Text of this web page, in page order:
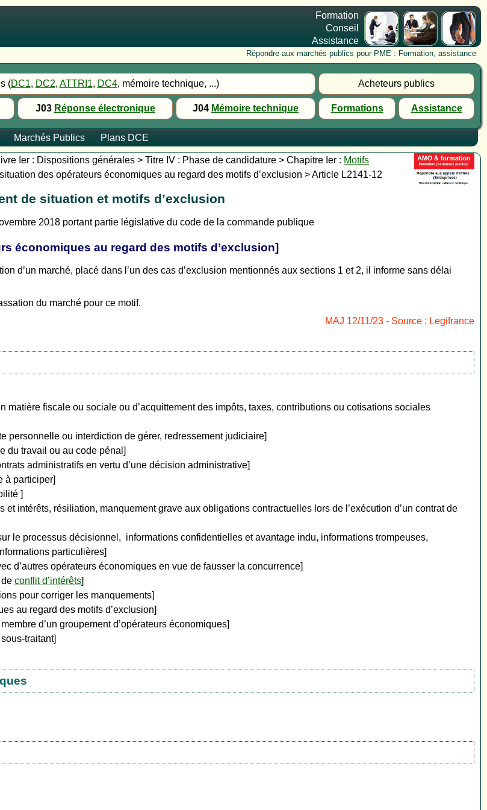
Formation
Conseil
Assistance
Répondre aux marchés publics pour PME : Formation, assistance
(DC1, DC2, ATTRI1, DC4, mémoire technique, ...) Acheteurs publics
J03 Réponse électronique J04 Mémoire technique Formations Assistance
Marchés Publics Plans DCE
Ier : Dispositions générales > Titre IV : Phase de candidature > Chapitre Ier : Motifs
des opérateurs économiques au regard des motifs d’exclusion > Article L2141-12
de situation et motifs d’exclusion
2018 portant partie législative du code de la commande publique
économiques au regard des motifs d’exclusion]
d’un marché, placé dans l’un des cas d’exclusion mentionnés aux sections 1 et 2, il informe sans délai
du marché pour ce motif.
MAJ 12/11/23 - Source : Legifrance
matière fiscale ou sociale ou d’acquittement des impôts, taxes, contributions ou cotisations sociales
personnelle ou interdiction de gérer, redressement judiciaire]
du travail ou au code pénal]
administratifs en vertu d’une décision administrative]
à participer]
]
et intérêts, résiliation, manquement grave aux obligations contractuelles lors de l’exécution d’un contrat de
le processus décisionnel, informations confidentielles et avantage indu, informations trompeuses,
particulières]
d’autres opérateurs économiques en vue de fausser la concurrence]
conflit d’intérêts]
pour corriger les manquements]
au regard des motifs d’exclusion]
d’un groupement d’opérateurs économiques]
traitant]